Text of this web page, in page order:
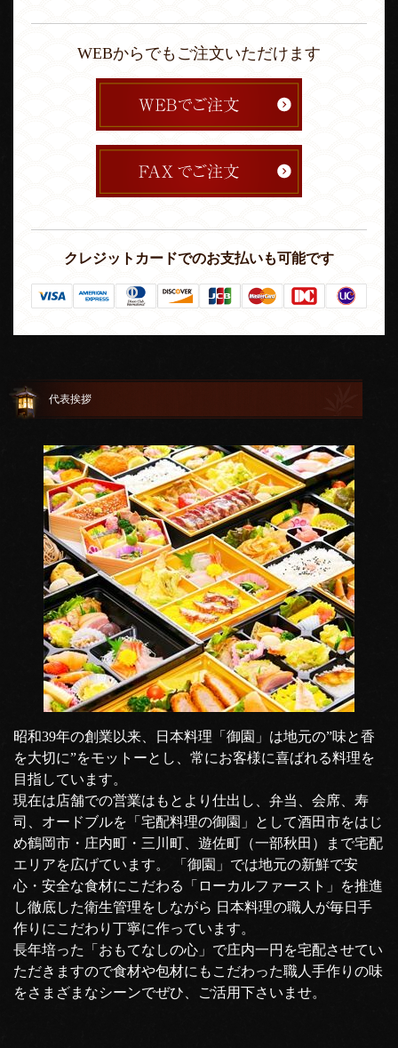
WEBからでもご注文いただけます
クレジットカードでのお支払いも可能です
代表挨拶
昭和39年の創業以来、日本料理「御園」は地元の”味と香
を大切に”をモットーとし、常にお客様に喜ばれる料理を
目指しています。
現在は店舗での営業はもとより仕出し、弁当、会席、寿
司、オードブルを「宅配料理の御園」として酒田市をはじ
め鶴岡市・庄内町・三川町、遊佐町（一部秋田）まで宅配
エリアを広げています。 「御園」では地元の新鮮で安
心・安全な食材にこだわる「ローカルファースト」を推進
し徹底した衛生管理をしながら 日本料理の職人が毎日手
作りにこだわり丁寧に作っています。
長年培った「おもてなしの心」で庄内一円を宅配させてい
ただきますので食材や包材にもこだわった職人手作りの味
をさまざまなシーンでぜひ、ご活用下さいませ。